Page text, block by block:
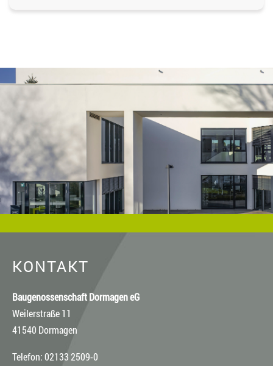
Dritte ist nicht gestattet. Die Urheberrechte liegen bei der
Baugenossenschaft Dormagen eG, es sei denn, ein anderer
Urheber ist angegeben, z.B. bei Bildern und Fotos von
Fotostock-Anbietern. In diesen Fällen wenden Sie sich bitte an
den jeweiligen Rechteinhaber, wenn Sie das Material
verwenden wollen.
KONTAKT
Baugenossenschaft Dormagen eG
Weilerstraße 11
41540 Dormagen
Telefon: 02133 2509-0